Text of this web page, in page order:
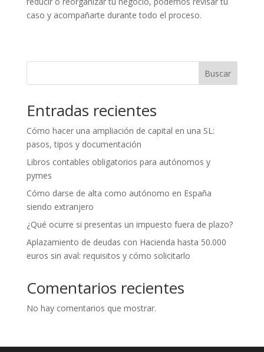
caso y acompañarte durante todo el proceso.
Buscar
Entradas recientes
Cómo hacer una ampliación de capital en una SL:
pasos, tipos y documentación
Libros contables obligatorios para autónomos y
pymes
Cómo darse de alta como autónomo en España
siendo extranjero
¿Qué ocurre si presentas un impuesto fuera de plazo?
Aplazamiento de deudas con Hacienda hasta 50.000
euros sin aval: requisitos y cómo solicitarlo
Comentarios recientes
No hay comentarios que mostrar.